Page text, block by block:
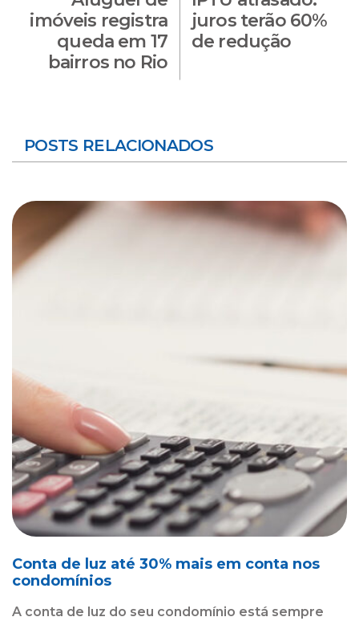
imóveis registra
queda em 17
bairros no Rio
juros terão 60%
de redução
POSTS RELACIONADOS
Conta de luz até 30% mais em conta nos
condomínios
A conta de luz do seu condomínio está sempre